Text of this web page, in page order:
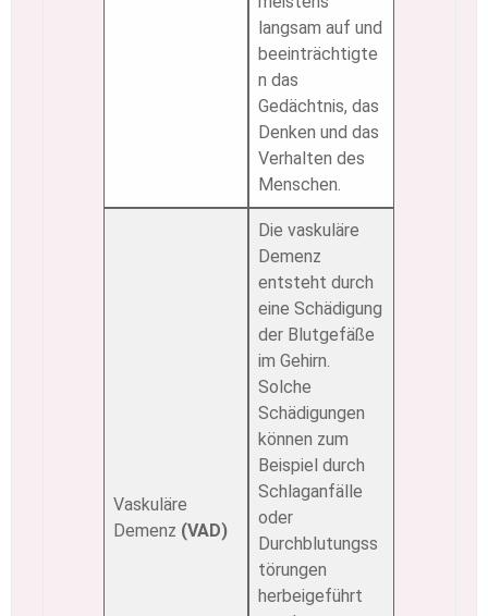
langsam auf und
beeinträchtigte
n das
Gedächtnis, das
Denken und das
Verhalten des
Menschen.
Vaskuläre
Demenz (VAD)
Die vaskuläre
Demenz
entsteht durch
eine Schädigung
der Blutgefäße
im Gehirn.
Solche
Schädigungen
können zum
Beispiel durch
Schlaganfälle
oder
Durchblutungss
törungen
herbeigeführt